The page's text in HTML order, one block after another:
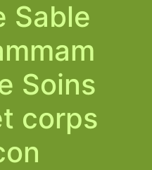
Sable
Soins
corps